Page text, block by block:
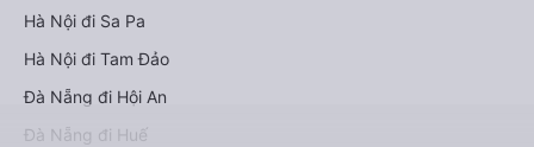
Hà Nội đi Sa Pa
Hà Nội đi Tam Đảo
Đà Nẵng đi Hội An
Đà Nẵng đi Huế